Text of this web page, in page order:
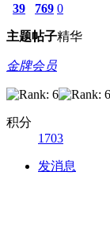
39
主题
769
帖子
0
精华
金牌会员
积分
1703
发消息